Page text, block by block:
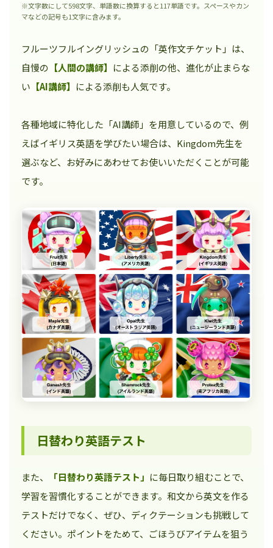
※文字数にして598文字、単語数に換算すると117単語です。スペースやカン
マなどの記号も1文字に含みます。
フルーツフルイングリッシュの「英作文チケット」は、
自慢の 【人間の講師】 による添削の他、進化が止まらな
い 【AI講師】 による添削も人気です。
各種地域に特化した「AI講師」を用意しているので、例
えばイギリス英語を学びたい場合は、Kingdom先生を
選ぶなど、お好みにあわせてお使いいただくことが可能
です。
日替わり英語テスト
また、 「日替わり英語テスト」 に毎日取り組むことで、
学習を習慣化することができます。和文から英文を作る
テストだけでなく、ぜひ、ディクテーションも挑戦して
ください。ポイントをためて、ごほうびアイテムを狙う